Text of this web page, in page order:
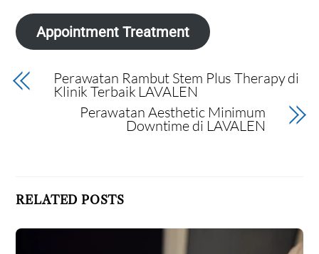
Appointment Treatment
Perawatan Rambut Stem Plus Therapy di
Klinik Terbaik LAVALEN
Perawatan Aesthetic Minimum
Downtime di LAVALEN
RELATED POSTS